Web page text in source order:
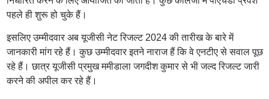
पहले ही शुरू हो चुके हैं।
इसलिए उम्मीदवार अब यूजीसी नेट रिजल्ट 2024 की तारीख के बारे में
जानकारी मांग रहे हैं। कुछ उम्मीदवार इतने नाराज हैं कि वे एनटीए से सवाल पूछ
रहे हैं। छात्र यूजीसी प्रमुख ममीडाला जगदीश कुमार से भी जल्द रिजल्ट जारी
करने की अपील कर रहे हैं।